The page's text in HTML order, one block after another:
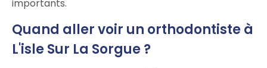
importants.
Quand aller voir un orthodontiste à
L'isle Sur La Sorgue ?